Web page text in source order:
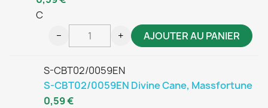
C
− + AJOUTER AU PANIER
S-CBT02/0059EN
S-CBT02/0059EN Divine Cane, Massfortune
0,59 €